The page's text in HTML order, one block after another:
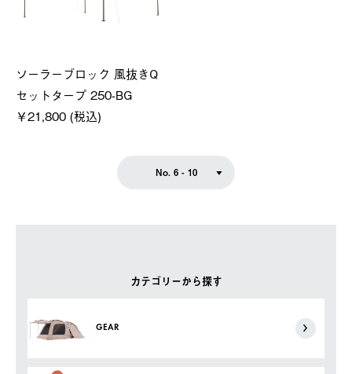
カテゴリーから探す
GEAR
ソーラーブロック 風抜きQ
セットタープ 250-BG
￥21,800 (税込)
No. 6 - 10